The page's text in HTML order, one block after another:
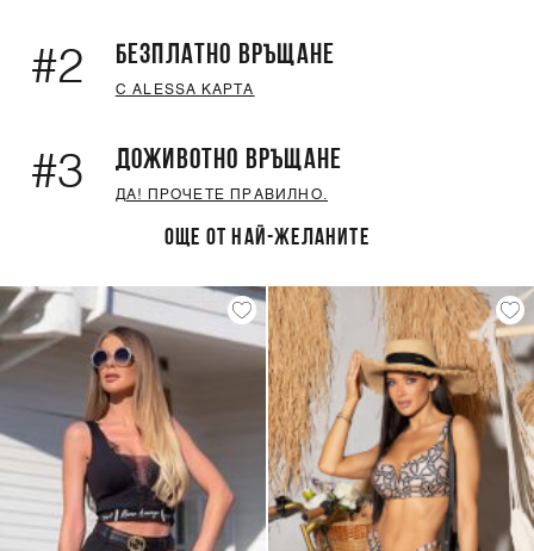
#2 БЕЗПЛАТНО ВРЪЩАНЕ
С ALESSA КАРТА
#3 ДОЖИВОТНО ВРЪЩАНЕ
ДА! ПРОЧЕТЕ ПРАВИЛНО.
ОЩЕ ОТ НАЙ-ЖЕЛАНИТЕ